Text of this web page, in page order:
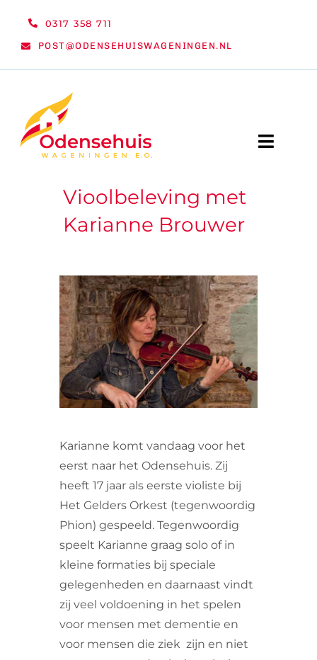
0317 358 711
POST@ODENSEHUISWAGENINGEN.NL
Toggle
WELKOM
ORGANISATIE
VRIJWILLIGERS & STAGIAIRES
CONTACT
Vioolbeleving met
Karianne Brouwer
Karianne komt vandaag voor het
eerst naar het Odensehuis. Zij
heeft 17 jaar als eerste violiste bij
Het Gelders Orkest (tegenwoordig
Phion) gespeeld. Tegenwoordig
speelt Karianne graag solo of in
kleine formaties bij speciale
gelegenheden en daarnaast vindt
zij veel voldoening in het spelen
voor mensen met dementie en
voor mensen die ziek zijn en niet